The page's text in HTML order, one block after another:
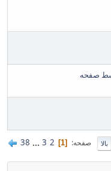
صفحه
بالا صفحه 1
2
3
...
38